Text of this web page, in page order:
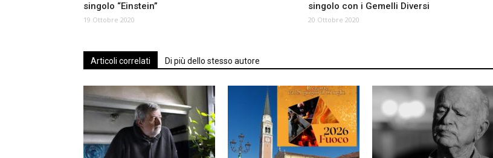
singolo “Einstein”
19 Ottobre 2020
singolo con i Gemelli Diversi
20 Ottobre 2020
Articoli correlati Di più dello stesso autore